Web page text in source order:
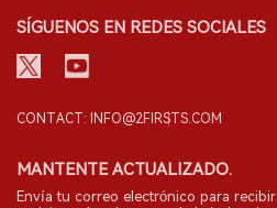
SÍGUENOS EN REDES SOCIALES
CONTACT: INFO@2FIRSTS.COM
MANTENTE ACTUALIZADO.
Envía tu correo electrónico para